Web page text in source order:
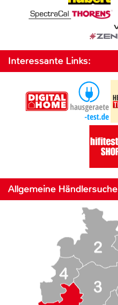
Interessante Links:
Allgemeine Händlersuche